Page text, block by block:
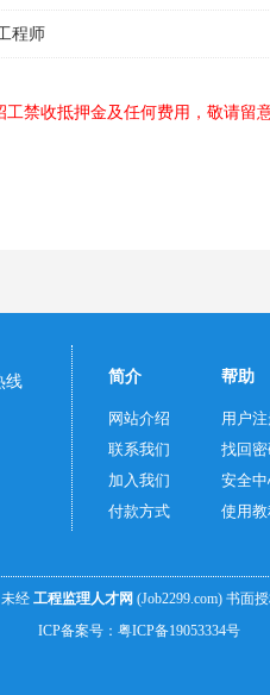
程师
禁收抵押金及任何费用，敬请留
线 简介
网站介绍
联系我们
加入我们
付款方式
帮助
用户
找回
安全
使用教
未经 工程监理人才网 (Job2299.com) 书面
ICP备案号： 粤ICP备19053334号